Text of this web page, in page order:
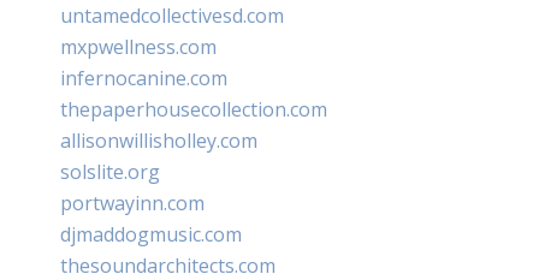
untamedcollectivesd.com
mxpwellness.com
infernocanine.com
thepaperhousecollection.com
allisonwillisholley.com
solslite.org
portwayinn.com
djmaddogmusic.com
thesoundarchitects.com